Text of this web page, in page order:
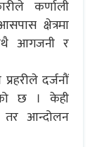
कर्णाली
क्षेत्रमा
आगजनी र
दर्जनौं
छ । केही
आन्दोलन